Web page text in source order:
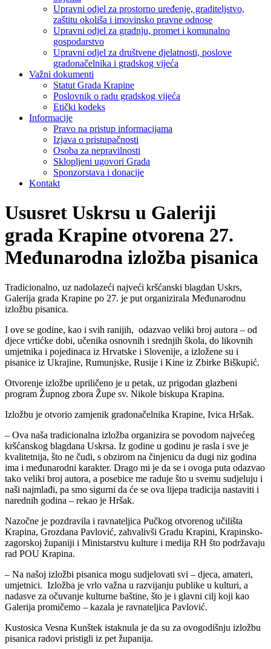
Upravni odjel za prostorno uređenje, graditeljstvo,
zaštitu okoliša i imovinsko pravne odnose
Upravni odjel za gradnju, promet i komunalno
gospodarstvo
Upravni odjel za društvene djelatnosti, poslove
gradonačelnika i gradskog vijeća
Važni dokumenti
Statut Grada Krapine
Poslovnik o radu gradskog vijeća
Etički kodeks
Informacije
Pravo na pristup informacijama
Izjava o pristupačnosti
Osoba za nepravilnosti
Sklopljeni ugovori Grada
Sponzorstava i donacije
Kontakt
Ususret Uskrsu u Galeriji
grada Krapine otvorena 27.
Međunarodna izložba pisanica
Tradicionalno, uz nadolazeći najveći kršćanski blagdan Uskrs,
Galerija grada Krapine po 27. je put organizirala Međunarodnu
izložbu pisanica.
I ove se godine, kao i svih ranijih, odazvao veliki broj autora – od
djece vrtićke dobi, učenika osnovnih i srednjih škola, do likovnih
umjetnika i pojedinaca iz Hrvatske i Slovenije, a izložene su i
pisanice iz Ukrajine, Rumunjske, Rusije i Kine iz Zbirke Biškupić.
Otvorenje izložbe upriličeno je u petak, uz prigodan glazbeni
program Župnog zbora Župe sv. Nikole biskupa Krapina.
Izložbu je otvorio zamjenik gradonačelnika Krapine, Ivica Hršak.
– Ova naša tradicionalna izložba organizira se povodom najvećeg
kršćanskog blagdana Uskrsa. Iz godine u godinu je rasla i sve je
kvalitetnija, što ne čudi, s obzirom na činjenicu da dugi niz godina
ima i međunarodni karakter. Drago mi je da se i ovoga puta odazvao
tako veliki broj autora, a posebice me raduje što u svemu sudjeluju i
naši najmlađi, pa smo sigurni da će se ova lijepa tradicija nastaviti i
narednih godina – rekao je Hršak.
Nazočne je pozdravila i ravnateljica Pučkog otvorenog učilišta
Krapina, Grozdana Pavlović, zahvalivši Gradu Krapini, Krapinsko-
zagorskoj županiji i Ministarstvu kulture i medija RH što podržavaju
rad POU Krapina.
– Na našoj izložbi pisanica mogu sudjelovati svi – djeca, amateri,
umjetnici. Izložba je vrlo važna u razvijanju publike u kulturi, a
nadasve za očuvanje kulturne baštine, što je i glavni cilj koji kao
Galerija promičemo – kazala je ravnateljica Pavlović.
Kustosica Vesna Kunštek istaknula je da su za ovogodišnju izložbu
pisanica radovi pristigli iz pet županija.